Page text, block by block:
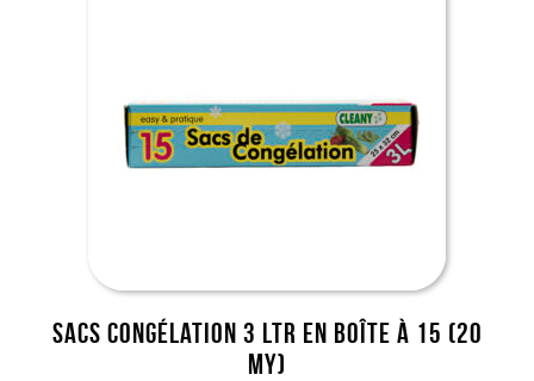
Sacs congélation 3 ltr en boîte à 15 (20
my)